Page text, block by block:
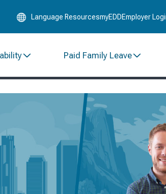
to
Language ResourcesmyEDDEmployer
Paid Family Leave